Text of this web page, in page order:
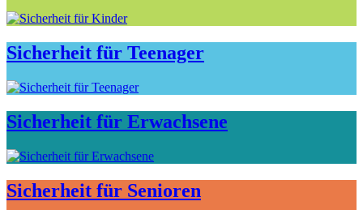
Sicherheit für Teenager
Sicherheit für Erwachsene
Sicherheit für Senioren